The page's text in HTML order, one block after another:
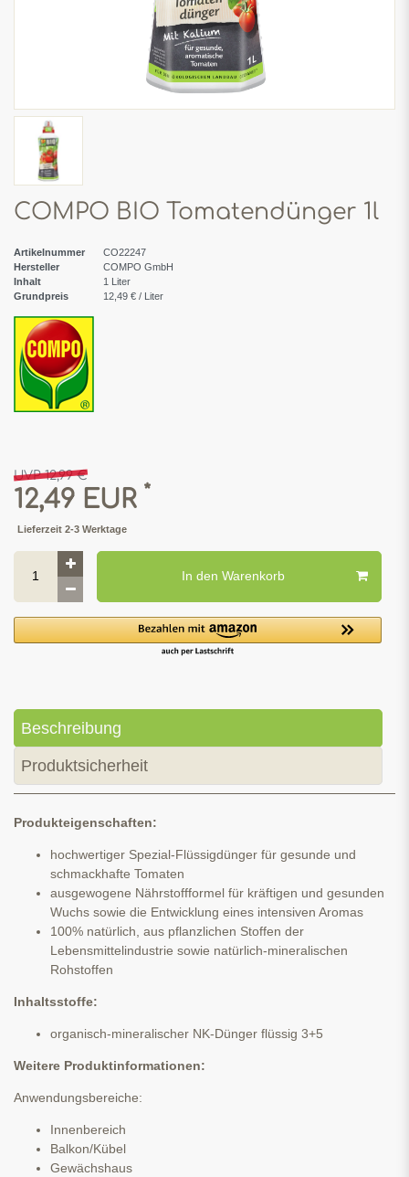
COMPO BIO Tomatendünger 1l
Artikelnummer
CO22247
Hersteller
COMPO GmbH
Inhalt
1 Liter
Grundpreis
12,49 € / Liter
UVP 12,99 €
12,49 EUR *
Lieferzeit 2-3 Werktage
In den Warenkorb
Beschreibung
Produktsicherheit
Produkteigenschaften:
hochwertiger Spezial-Flüssigdünger für gesunde und
schmackhafte Tomaten
ausgewogene Nährstoffformel für kräftigen und gesunden
Wuchs sowie die Entwicklung eines intensiven Aromas
100% natürlich, aus pflanzlichen Stoffen der
Lebensmittelindustrie sowie natürlich-mineralischen
Rohstoffen
Inhaltsstoffe:
organisch-mineralischer NK-Dünger flüssig 3+5
Weitere Produktinformationen:
Anwendungsbereiche:
Innenbereich
Balkon/Kübel
Gewächshaus